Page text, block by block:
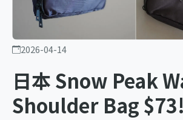
2026-04-14
日本 Snow Peak
Shoulder Bag $73!